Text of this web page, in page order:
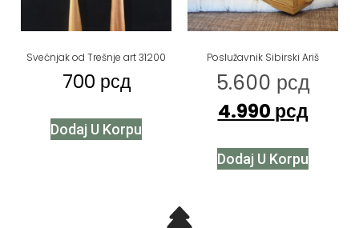
Svećnjak od Trešnje art 31200
700 рсд
Dodaj U Korpu
Poslužavnik Sibirski Ariš
5.600 рсд
4.990 рсд
Dodaj U Korpu